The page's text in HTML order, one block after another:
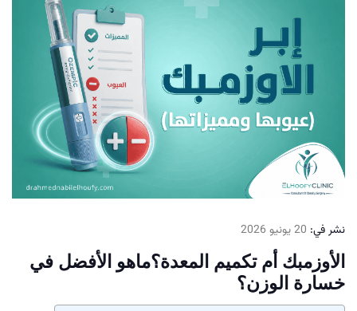
نشر في: 20 يونيو 2026
الأوزمبك أم تكميم المعدة؟ماهو الأفضل في
خسارة الوزن؟